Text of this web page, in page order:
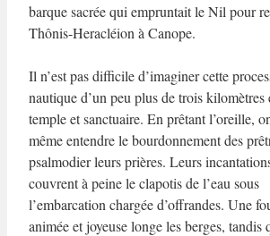
barque sacrée qui empruntait le Nil pour
Thônis-Heracléion à Canope.
Il n’est pas difficile d’imaginer cette
nautique d’un peu plus de trois kilomètres
temple et sanctuaire. En prêtant l’oreille,
même entendre le bourdonnement des
psalmodier leurs prières. Leurs
couvrent à peine le clapotis de l’eau sous
l’embarcation chargée d’offrandes. Une
animée et joyeuse longe les berges, tandis